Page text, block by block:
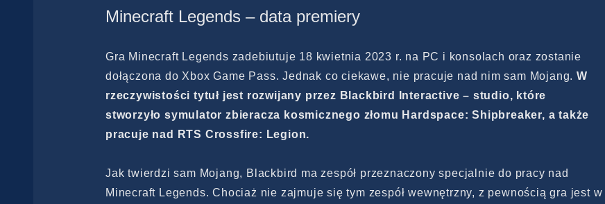
Minecraft Legends – data premiery
Gra Minecraft Legends zadebiutuje 18 kwietnia 2023 r. na PC i konsolach oraz zostanie
dołączona do Xbox Game Pass. Jednak co ciekawe, nie pracuje nad nim sam Mojang. W
rzeczywistości tytuł jest rozwijany przez Blackbird Interactive – studio, które
stworzyło symulator zbieracza kosmicznego złomu Hardspace: Shipbreaker, a także
pracuje nad RTS Crossfire: Legion.
Jak twierdzi sam Mojang, Blackbird ma zespół przeznaczony specjalnie do pracy nad
Minecraft Legends. Chociaż nie zajmuje się tym zespół wewnętrzny, z pewnością gra jest w